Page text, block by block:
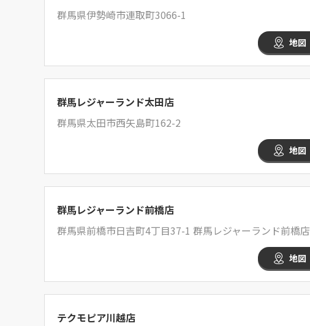
群馬県伊勢崎市連取町3066-1
地図
群馬レジャーランド太田店
群馬県太田市西矢島町162-2
地図
群馬レジャーランド前橋店
群馬県前橋市日吉町4丁目37-1 群馬レジャーランド前橋店
地図
テクモピア川越店